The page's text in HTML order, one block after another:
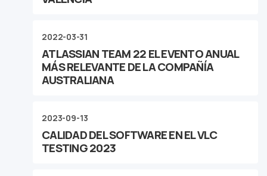
2022-03-31
ATLASSIAN TEAM 22 EL EVENTO ANUAL
MÁS RELEVANTE DE LA COMPAÑÍA
AUSTRALIANA
2023-09-13
CALIDAD DEL SOFTWARE EN EL VLC
TESTING 2023